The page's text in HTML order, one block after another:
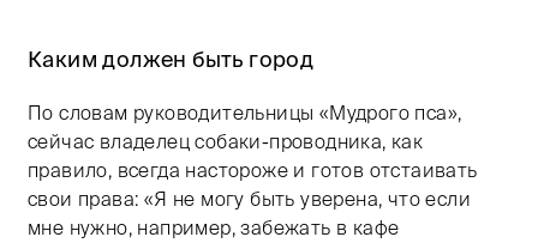
Каким должен быть город
По словам руководительницы «Мудрого пса»,
сейчас владелец собаки-проводника, как
правило, всегда настороже и готов отстаивать
свои права: «Я не могу быть уверена, что если
мне нужно, например, забежать в кафе